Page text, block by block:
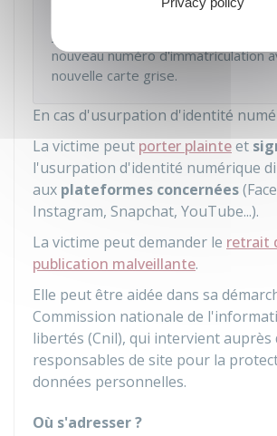
usurpation de plaque
du véhicule
nouveau numéro d'immatriculation
nouvelle carte grise.
En cas d'usurpation d'identité
La victime peut porter plainteet
l'usurpation d'identité numérique
aux plateformes concernées
Instagram, Snapchat, YouTube...).
La victime peut demander le retrait
publication malveillante.
Elle peut être aidée dans sa
Commission nationale de
libertés (Cnil), qui intervient auprès
responsables de site pour la
données personnelles.
Où s'adresser ?